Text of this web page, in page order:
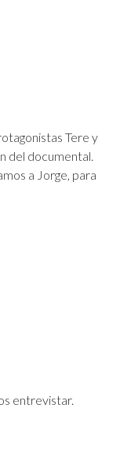
Tere y
del documental.
a Jorge, para
entrevistar.